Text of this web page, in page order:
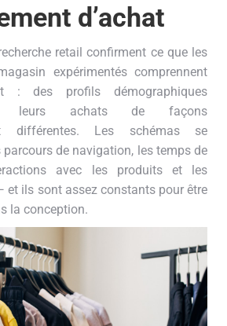
d’achat
retail confirment ce que les
expérimentés comprennent
: des profils démographiques
leurs achats de façons
différentes. Les schémas se
de navigation, les temps de
avec les produits et les
et ils sont assez constants pour être
la conception.